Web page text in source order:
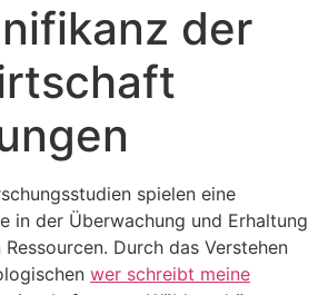
der
spielen eine
in der Überwachung und Erhaltung
Durch das Verstehen
wer schreibt meine